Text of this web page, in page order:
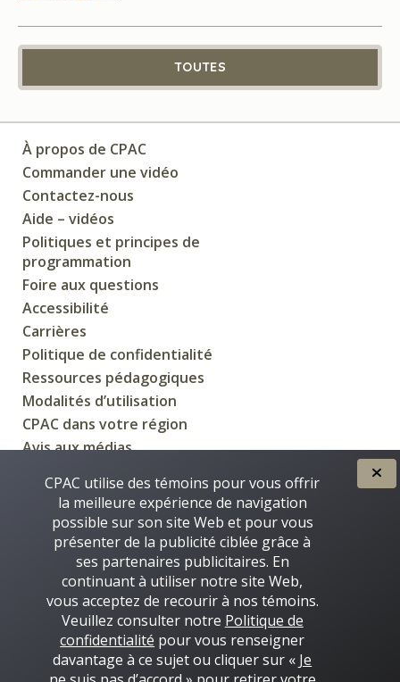
TOUTES
À propos de CPAC
Commander une vidéo
Contactez-nous
Aide – vidéos
Politiques et principes de
programmation
Foire aux questions
Accessibilité
Carrières
Politique de confidentialité
Ressources pédagogiques
Modalités d’utilisation
CPAC dans votre région
Avis aux médias
CRÉÉE POUR VOUS PAR
CPAC utilise des témoins pour vous offrir
la meilleure expérience de navigation
possible sur son site Web et pour vous
présenter de la publicité ciblée grâce à
ses partenaires publicitaires. En
continuant à utiliser notre site Web,
vous acceptez de recourir à nos témoins.
Veuillez consulter notre Politique de
confidentialité pour vous renseigner
davantage à ce sujet ou cliquer sur « Je